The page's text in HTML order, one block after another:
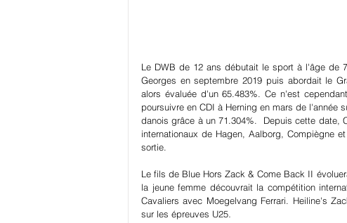
Le DWB de 12 ans débutait le sport à l'âge de
Georges en septembre 2019 puis abordait le
alors évaluée d'un 65.483%. Ce n'est
poursuivre en CDI à Herning en mars de l'année
danois grâce à un 71.304%.  Depuis cette date,
internationaux de Hagen, Aalborg, Compiègne
sortie.
Le fils de Blue Hors Zack & Come Back II
la jeune femme découvrait la compétition
Cavaliers avec Moegelvang Ferrari. Heiline's
sur les épreuves U25